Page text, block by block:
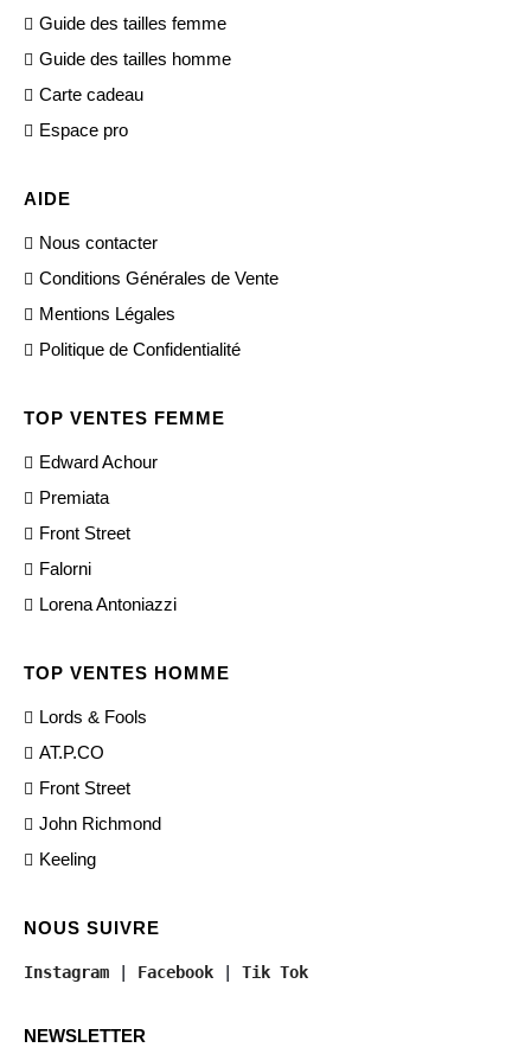
Guide des tailles femme
Guide des tailles homme
Carte cadeau
Espace pro
AIDE
Nous contacter
Conditions Générales de Vente
Mentions Légales
Politique de Confidentialité
TOP VENTES FEMME
Edward Achour
Premiata
Front Street
Falorni
Lorena Antoniazzi
TOP VENTES HOMME
Lords & Fools
AT.P.CO
Front Street
John Richmond
Keeling
NOUS SUIVRE
Instagram | Facebook | Tik Tok
NEWSLETTER